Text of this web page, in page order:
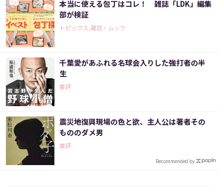
本当に使える包丁はコレ！ 雑誌「LDK」編集
部が検証
トピックス,雑誌・ムック
千葉愛があふれる名球会入りした強打者の半
生
書評
震災地復興現場の色と欲、主人公は著者その
もののダメ男
書評
Recommended by